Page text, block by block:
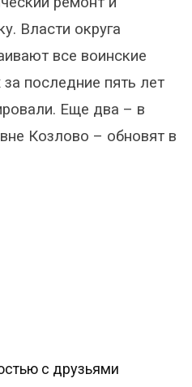
Власти округа
все воинские
за последние пять лет
Еще два – в
Козлово – обновят в
с друзьями